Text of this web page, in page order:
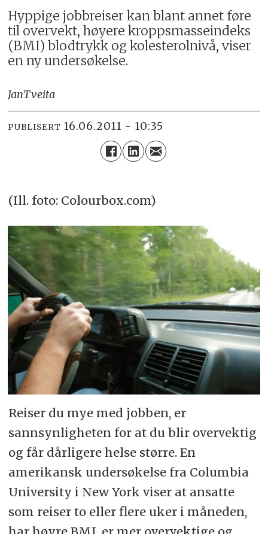
Hyppige jobbreiser kan blant annet føre
til overvekt, høyere kroppsmasseindeks
(BMI) blodtrykk og kolesterolnivå, viser
en ny undersøkelse.
JanTveita
PUBLISERT 16.06.2011 - 10:35
(Ill. foto: Colourbox.com)
Reiser du mye med jobben, er
sannsynligheten for at du blir overvektig
og får dårligere helse større. En
amerikansk undersøkelse fra Columbia
University i New York viser at ansatte
som reiser to eller flere uker i måneden,